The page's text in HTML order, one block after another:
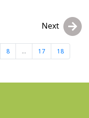
8 ... 17 18
Next